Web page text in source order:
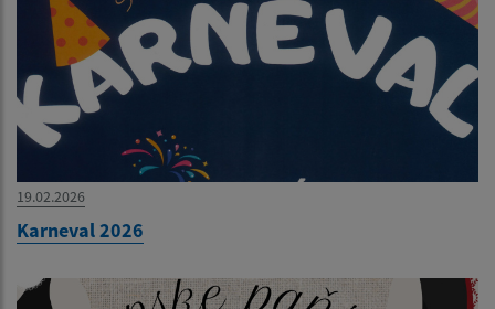
19.02.2026
Karneval 2026